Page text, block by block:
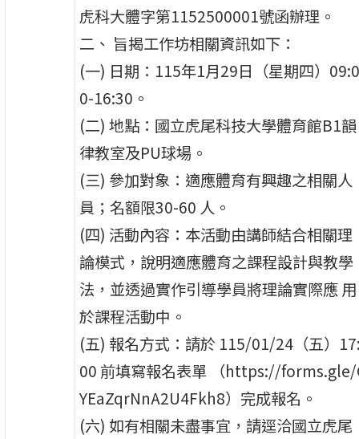
虎科大體字第1152500001號函辦理。
二、 旨揭工作坊相關資訊如下：
(一) 日期：115年1月29日（星期四）09:0
0-16:30。
(二) 地點：國立虎尾科技大學體育館B1韻
律教室及PU球場。
(三) 參加對象：適應體育有興趣之相關人
員；名額限30-60 人。
(四) 活動內容：本活動由講師結合相關理
論模式，說明適應體育之課程設計與教學
法，並透過實作引導學員將理論實際應 用
於課程活動中。
(五) 報名方式：請於 115/01/24（五）
00 前填寫報名表單 （https://forms.gle/
YEaZqrNnA2U4Fkh8）完成報名。
(六) 如有相關未盡事宜，請逕洽國立虎尾